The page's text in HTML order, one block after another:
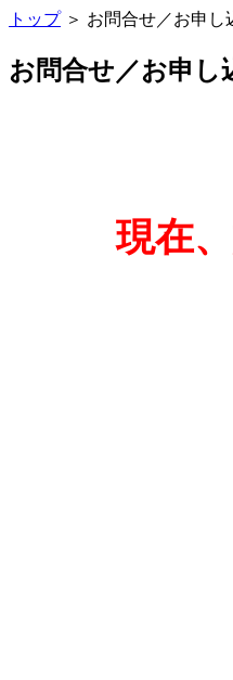
トップ＞ お問合せ／お申し
お問合せ／お申し
現在